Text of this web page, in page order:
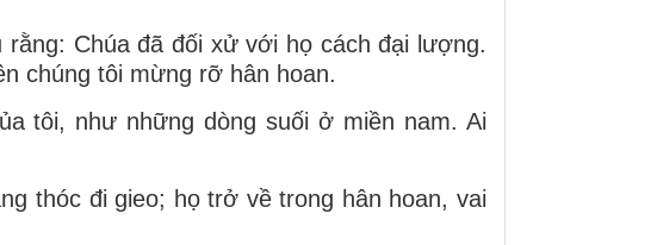
Chúa đã đối xử với họ cách đại lượng.
chúng tôi mừng rỡ hân hoan.
tôi, như những dòng suối ở miền nam. Ai
thóc đi gieo; họ trở về trong hân hoan, vai